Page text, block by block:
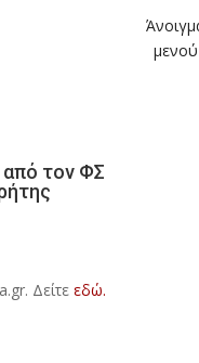
μενού
από τον ΦΣ
Δείτε εδώ.